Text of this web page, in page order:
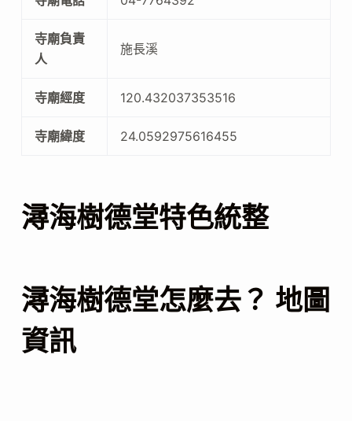
寺廟負責
人
施長溪
寺廟經度 120.432037353516
寺廟緯度 24.0592975616455
潯海樹德堂特色統整
潯海樹德堂怎麼去？ 地圖
資訊